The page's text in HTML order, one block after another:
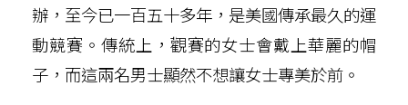
辦，至今已一百五十多年，是美國傳承最久的運
動競賽。傳統上，觀賽的女士會戴上華麗的帽
子，而這兩名男士顯然不想讓女士專美於前。